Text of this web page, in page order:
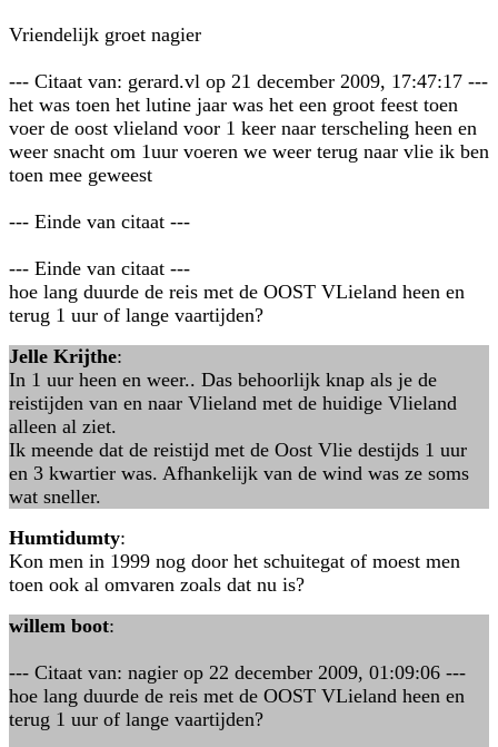
Vriendelijk groet nagier
--- Citaat van: gerard.vl op 21 december 2009, 17:47:17 ---
het was toen het lutine jaar was het een groot feest toen
voer de oost vlieland voor 1 keer naar terscheling heen en
weer snacht om 1uur voeren we weer terug naar vlie ik ben
toen mee geweest
--- Einde van citaat ---
--- Einde van citaat ---
hoe lang duurde de reis met de OOST VLieland heen en
terug 1 uur of lange vaartijden?
Jelle Krijthe:
In 1 uur heen en weer.. Das behoorlijk knap als je de
reistijden van en naar Vlieland met de huidige Vlieland
alleen al ziet.
Ik meende dat de reistijd met de Oost Vlie destijds 1 uur
en 3 kwartier was. Afhankelijk van de wind was ze soms
wat sneller.
Humtidumty:
Kon men in 1999 nog door het schuitegat of moest men
toen ook al omvaren zoals dat nu is?
willem boot:
--- Citaat van: nagier op 22 december 2009, 01:09:06 ---
hoe lang duurde de reis met de OOST VLieland heen en
terug 1 uur of lange vaartijden?